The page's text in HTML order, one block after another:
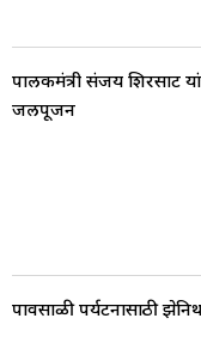
पालकमंत्री संजय शिरसाट
जलपूजन
पावसाळी पर्यटनासाठी